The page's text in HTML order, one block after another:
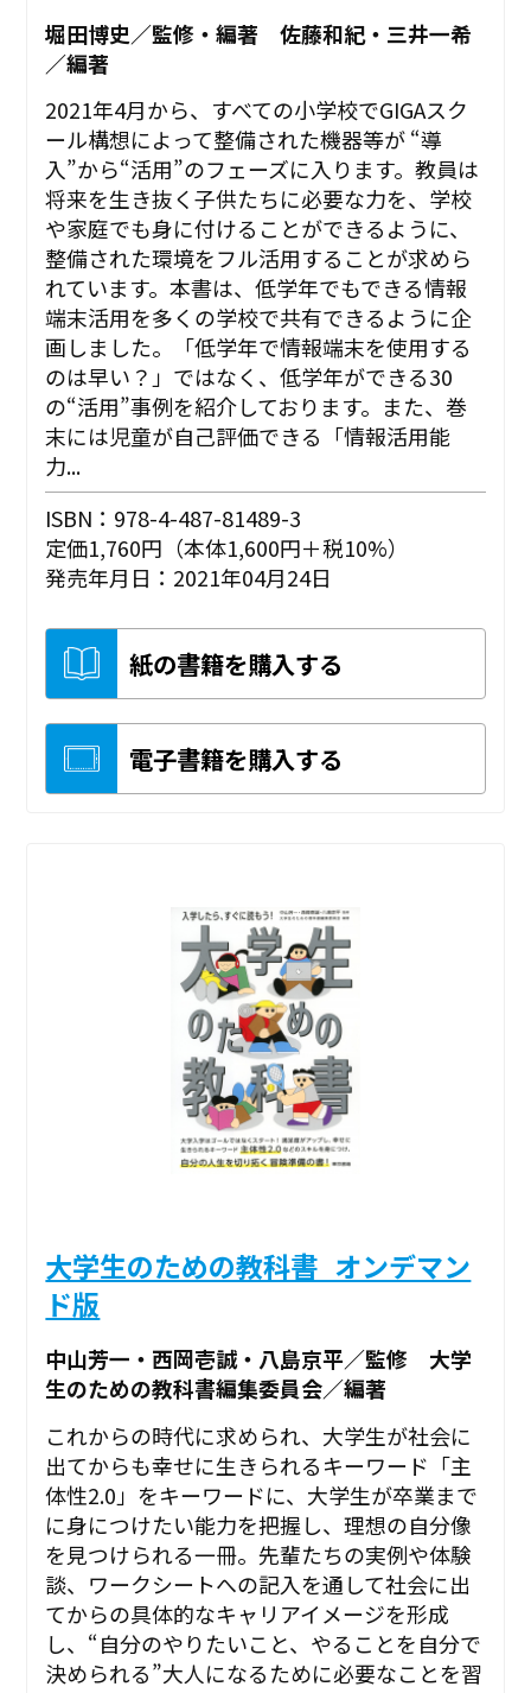
堀田博史／監修・編著 佐藤和紀・三井一希
／編著
2021年4月から、すべての小学校でGIGAスク
ール構想によって整備された機器等が “導
入”から“活用”のフェーズに入ります。教員は
将来を生き抜く子供たちに必要な力を、学校
や家庭でも身に付けることができるように、
整備された環境をフル活用することが求めら
れています。本書は、低学年でもできる情報
端末活用を多くの学校で共有できるように企
画しました。「低学年で情報端末を使用する
のは早い？」ではなく、低学年ができる30
の“活用”事例を紹介しております。また、巻
末には児童が自己評価できる「情報活用能
力...
ISBN：978-4-487-81489-3
定価1,760円（本体1,600円＋税10%）
発売年月日：2021年04月24日
紙の書籍を購入する
電子書籍を購入する
大学生のための教科書_オンデマン
ド版
中山芳一・西岡壱誠・八島京平／監修 大学
生のための教科書編集委員会／編著
これからの時代に求められ、大学生が社会に
出てからも幸せに生きられるキーワード「主
体性2.0」をキーワードに、大学生が卒業まで
に身につけたい能力を把握し、理想の自分像
を見つけられる一冊。先輩たちの実例や体験
談、ワークシートへの記入を通して社会に出
てからの具体的なキャリアイメージを形成
し、“自分のやりたいこと、やることを自分で
決められる”大人になるために必要なことを習